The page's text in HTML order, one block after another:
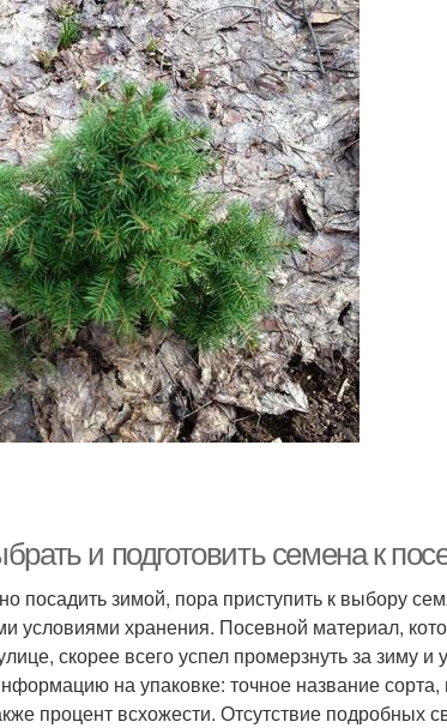
и подготовить семена к
посадить зимой, пора приступить к выбору
условиями хранения. Посевной материал,
скорее всего успел промерзнуть за зиму и
на упаковке: точное название
процент всхожести. Отсутствие подробных